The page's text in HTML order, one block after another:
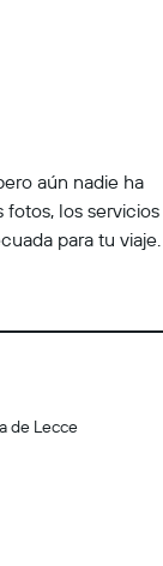
aún nadie ha
fotos, los servicios
para tu viaje.
de Lecce